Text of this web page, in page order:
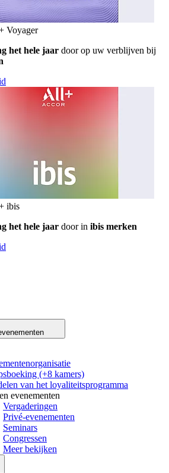
Voyager
het hele jaar door op uw verblijven bij
ibis
het hele jaar door in ibis merken
(+8 kamers)
van het loyaliteitsprogramma
evenementen
Vergaderingen
Privé-evenementen
Seminars
Congressen
Meer bekijken